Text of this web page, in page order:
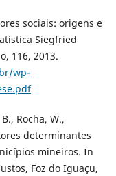
sociais: origens e
Siegfried
116, 2013.
wp-
Rocha, W.,
determinantes
mineiros. In
Foz do Iguaçu,